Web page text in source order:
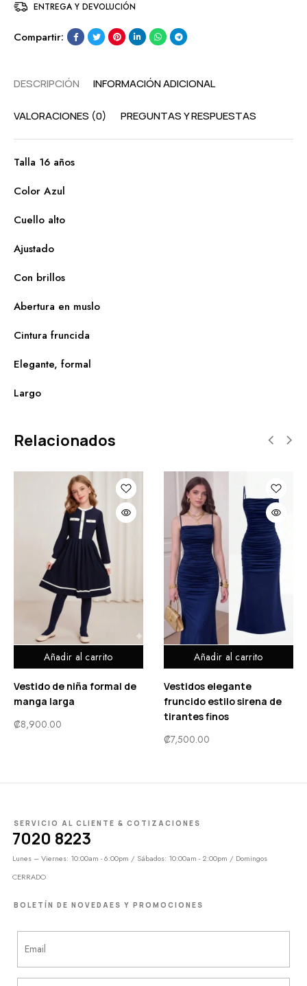
ENTREGA Y DEVOLUCIÓN
Compartir:
DESCRIPCIÓN INFORMACIÓN ADICIONAL
VALORACIONES (0) PREGUNTAS Y RESPUESTAS
Talla 16 años
Color Azul
Cuello alto
Ajustado
Con brillos
Abertura en muslo
Cintura fruncida
Elegante, formal
Largo
Relacionados
Añadir al carrito
Vestido de niña formal de
manga larga
₡8,900.00
Añadir al carrito
Vestidos elegante
fruncido estilo sirena de
tirantes finos
₡7,500.00
SERVICIO AL CLIENTE & COTIZACIONES
7020 8223
Lunes – Viernes: 10:00am - 6:00pm / Sábados: 10:00am - 2:00pm / Domingos
CERRADO
BOLETÍN DE NOVEDAES Y PROMOCIONES